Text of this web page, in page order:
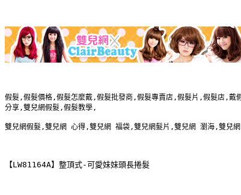
假髮,假髮價格,假髮怎麼戴,假髮批發商,假髮專賣店,假髮片,假髮店,戴
分享,雙兒網假髮,假髮教學,
雙兒網假髮,雙兒網 心得,雙兒網 福袋,雙兒網髮片,雙兒網 瀏海,雙兒
【LW81164A】整頂式-可愛妹妹頭長捲髮